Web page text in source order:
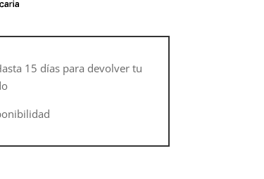
15 días para devolver tu